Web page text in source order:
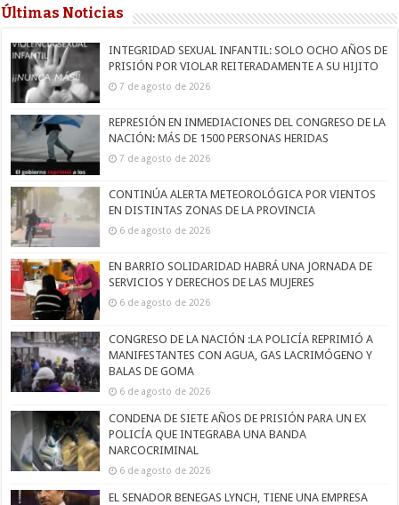
Últimas Noticias
INTEGRIDAD SEXUAL INFANTIL: SOLO OCHO AÑOS DE
PRISIÓN POR VIOLAR REITERADAMENTE A SU HIJITO
7 de agosto de 2026
REPRESIÓN EN INMEDIACIONES DEL CONGRESO DE LA
NACIÓN: MÁS DE 1500 PERSONAS HERIDAS
7 de agosto de 2026
CONTINÚA ALERTA METEOROLÓGICA POR VIENTOS
EN DISTINTAS ZONAS DE LA PROVINCIA
6 de agosto de 2026
EN BARRIO SOLIDARIDAD HABRÁ UNA JORNADA DE
SERVICIOS Y DERECHOS DE LAS MUJERES
6 de agosto de 2026
CONGRESO DE LA NACIÓN :LA POLICÍA REPRIMIÓ A
MANIFESTANTES CON AGUA, GAS LACRIMÓGENO Y
BALAS DE GOMA
6 de agosto de 2026
CONDENA DE SIETE AÑOS DE PRISIÓN PARA UN EX
POLICÍA QUE INTEGRABA UNA BANDA
NARCOCRIMINAL
6 de agosto de 2026
EL SENADOR BENEGAS LYNCH, TIENE UNA EMPRESA